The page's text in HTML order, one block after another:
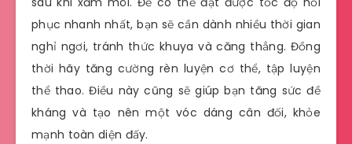
phục nhanh nhất, bạn sẽ cần dành nhiều thời gian
nghỉ ngơi, tránh thức khuya và căng thẳng. Đồng
thời hãy tăng cường rèn luyện cơ thể, tập luyện
thể thao. Điều này cũng sẽ giúp bạn tăng sức đề
kháng và tạo nên một vóc dáng cân đối, khỏe
mạnh toàn diện đấy.